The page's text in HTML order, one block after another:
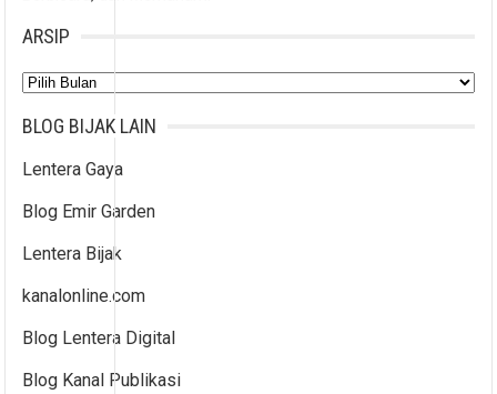
ARSIP
Arsip
BLOG BIJAK LAIN
Lentera Gaya
Blog Emir Garden
Lentera Bijak
kanalonline.com
Blog Lentera Digital
Blog Kanal Publikasi